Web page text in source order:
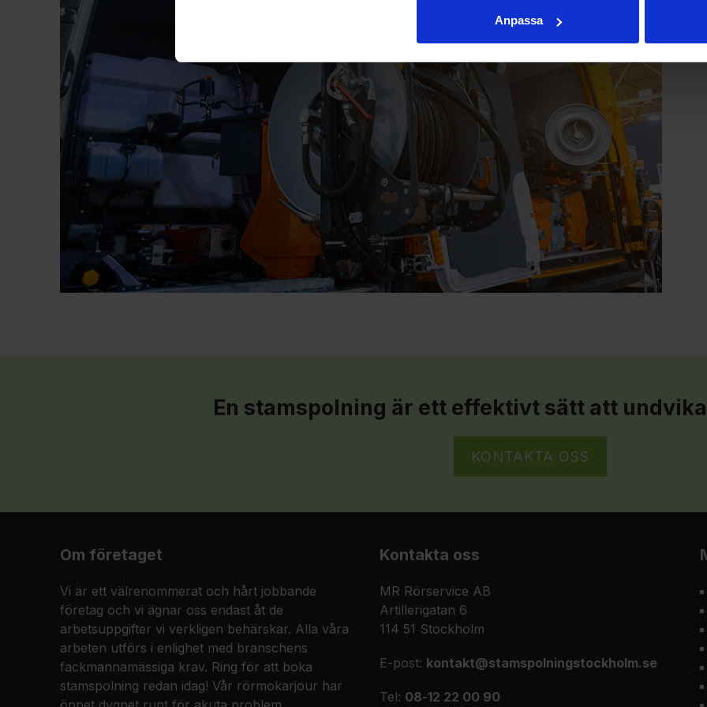
Anpassa
En stamspolning är ett effektivt sätt att
KONTAKTA OSS
Om företaget
Vi är ett välrenommerat och hårt jobbande
företag och vi ägnar oss endast åt de
arbetsuppgifter vi verkligen behärskar. Alla våra
arbeten utförs i enlighet med branschens
fackmannamässiga krav. Ring för att boka
stamspolning redan idag! Vår rörmokarjour har
Kontakta oss
MR Rörservice AB
Artillerigatan 6
114 51 Stockholm
E-post: kontakt@stamspolningstockholm.se
Tel: 08-12 22 00 90